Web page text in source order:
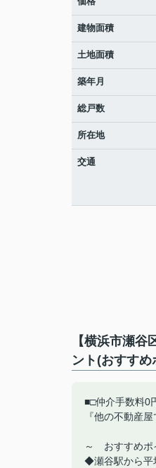
建物面積
土地面積
築年月
総戸数
所在地
交通
【横浜市瀬
ント(おすすめ
■□仲介手数料0
『他の不動産
～ おすすめ
◆瀬谷駅から平